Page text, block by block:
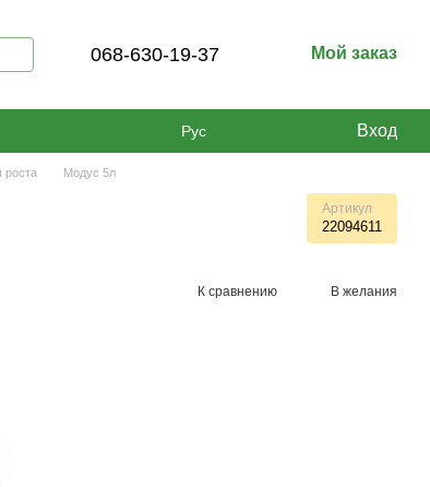
068-630-19-37 Мой заказ
Рус Вход
роста Модус 5л
Артикул
22094611
К сравнению В желания